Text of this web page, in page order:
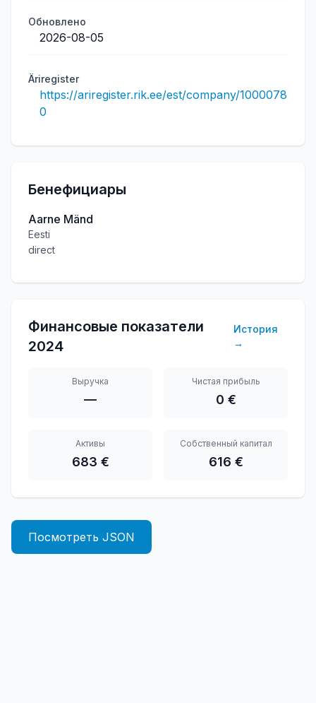
Обновлено
2026-08-05
Äriregister
https://ariregister.rik.ee/est/company/1000078
0
Бенефициары
Aarne Mänd
Eesti
direct
Финансовые показатели
2024
История
→
Выручка
—
Чистая прибыль
0 €
Активы
683 €
Собственный капитал
616 €
Посмотреть JSON